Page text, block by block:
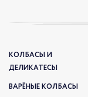
КОЛБАСЫ И
ДЕЛИКАТЕСЫ
ВАРЁНЫЕ КОЛБАСЫ